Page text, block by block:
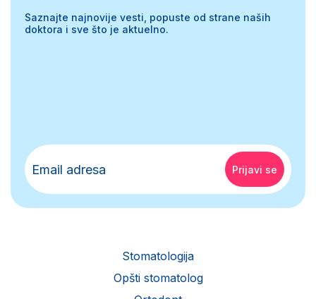
Saznajte najnovije vesti, popuste od strane naših
doktora i sve što je aktuelno.
Stomatologija
Opšti stomatolog